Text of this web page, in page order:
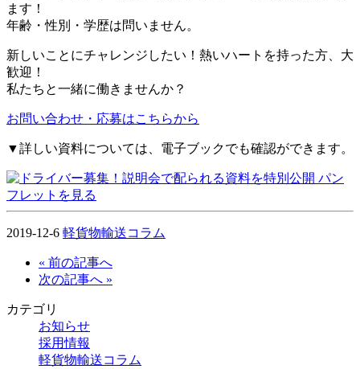
ます！
年齢・性別・学歴は問いません。
新しいことにチャレンジしたい！熱いハートを持った方、大
歓迎！
私たちと一緒に働きませんか？
お問い合わせ・応募はこちらから
▼詳しい資料については、電子ブックでも確認ができます。
2019-12-6 軽貨物輸送コラム
« 前の記事へ
次の記事へ »
カテゴリ
お知らせ
採用情報
軽貨物輸送コラム